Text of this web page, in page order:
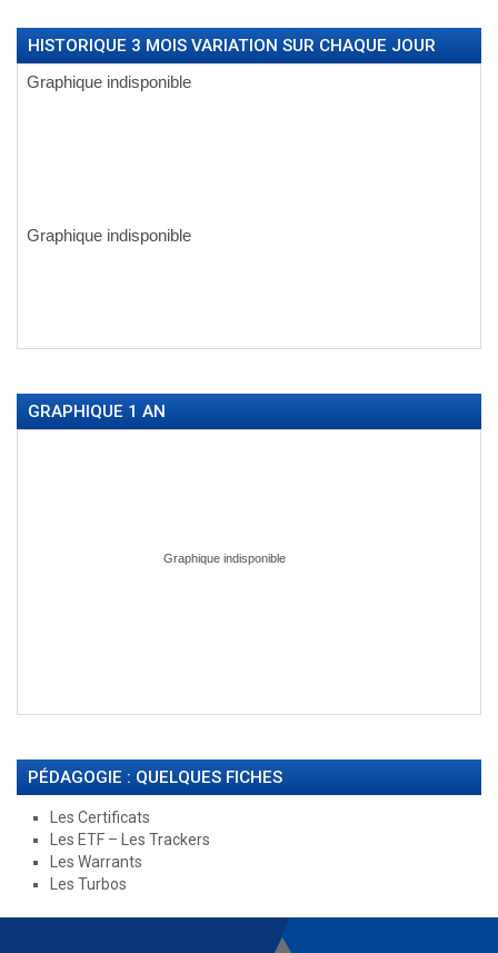
HISTORIQUE 3 MOIS VARIATION SUR CHAQUE JOUR
GRAPHIQUE 1 AN
PÉDAGOGIE : QUELQUES FICHES
Les Certificats
Les ETF – Les Trackers
Les Warrants
Les Turbos